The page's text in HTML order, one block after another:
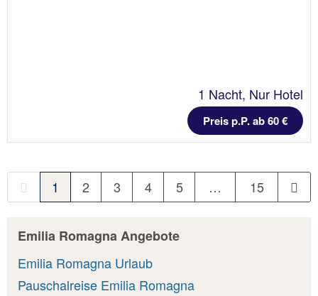
1 Nacht, Nur Hotel
Preis p.P. ab 60 €
1 2 3 4 5 … 15
Emilia Romagna Angebote
Emilia Romagna Urlaub
Pauschalreise Emilia Romagna